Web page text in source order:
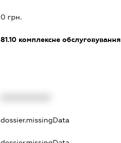
0 грн.
81.10 комплексне обслуговування
dossier.missingData